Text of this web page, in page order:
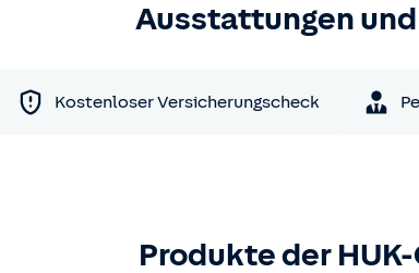
Ausstattungen
Kostenloser Versicherungscheck
Produkte der HUK-